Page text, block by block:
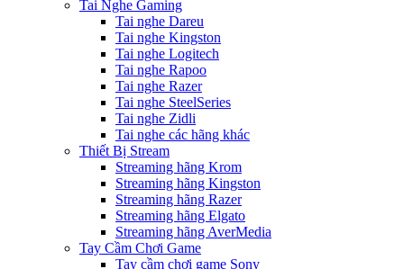
Tai Nghe Gaming
Tai nghe Dareu
Tai nghe Kingston
Tai nghe Logitech
Tai nghe Rapoo
Tai nghe Razer
Tai nghe SteelSeries
Tai nghe Zidli
Tai nghe các hãng khác
Thiết Bị Stream
Streaming hãng Krom
Streaming hãng Kingston
Streaming hãng Razer
Streaming hãng Elgato
Streaming hãng AverMedia
Tay Cầm Chơi Game
Tay cầm chơi game Sony